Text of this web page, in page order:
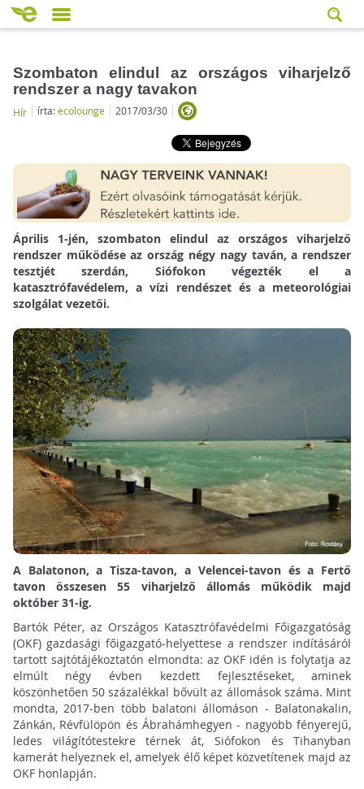
Szombaton elindul az országos viharjelző
rendszer a nagy tavakon
Hír írta:ecolounge 2017/03/30
Április 1-jén, szombaton elindul az országos viharjelző
rendszer működése az ország négy nagy taván, a rendszer
tesztjét szerdán, Siófokon végezték el a
katasztrófavédelem, a vízi rendészet és a meteorológiai
szolgálat vezetői.
A Balatonon, a Tisza-tavon, a Velencei-tavon és a Fertő
tavon összesen 55 viharjelző állomás működik majd
október 31-ig.
Bartók Péter, az Országos Katasztrófavédelmi Főigazgatóság
(OKF) gazdasági főigazgató-helyettese a rendszer indításáról
tartott sajtótájékoztatón elmondta: az OKF idén is folytatja az
elmúlt négy évben kezdett fejlesztéseket, aminek
köszönhetően 50 százalékkal bővült az állomások száma. Mint
mondta, 2017-ben több balatoni állomáson - Balatonakalin,
Zánkán, Révfülöpön és Ábrahámhegyen - nagyobb fényerejű,
ledes világítótestekre térnek át, Siófokon és Tihanyban
kamerát helyeznek el, amelyek élő képet közvetítenek majd az
OKF honlapján.